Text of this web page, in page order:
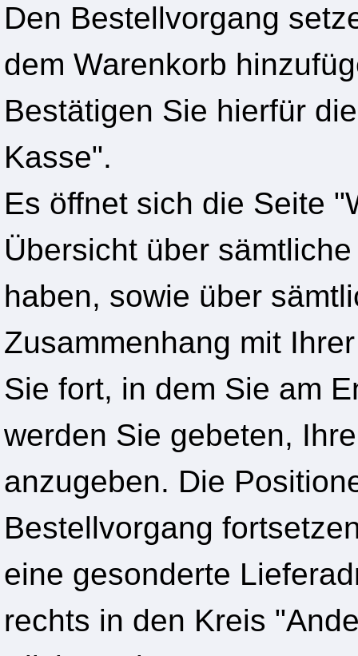
Den Bestellvorgang
dem Warenkorb
Bestätigen Sie hierfür
Kasse".
Es öffnet sich die Seite
Übersicht über
haben, sowie über
Zusammenhang mit
Sie fort, in dem Sie am
werden Sie gebeten,
anzugeben. Die
Bestellvorgang
eine gesonderte
rechts in den Kreis